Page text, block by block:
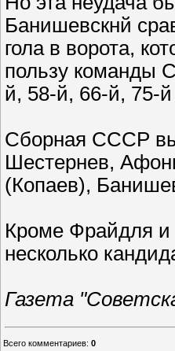
Банишевскнй
гола в ворота,
пользу команды
й, 58-й, 66-й, 75-
Сборная СССР
Шестернев,
(Копаев),
Кроме Фрайдля и
несколько
Газета
Всего комментариев: 0